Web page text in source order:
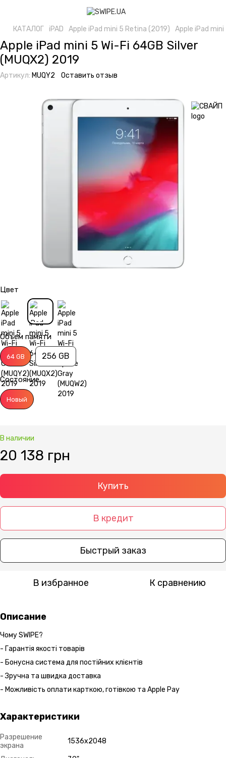
КАТАЛОГ iPAD Apple iPad mini 5 Retina (2019) Apple iPad mini
Apple iPad mini 5 Wi-Fi 64GB Silver
(MUQX2) 2019
Артикул: MUQY2 Оставить отзыв
Цвет
Объем памяти
64 GB 256 GB
Состояние
Новый
В наличии
20 138 грн
Купить
В кредит
Быстрый заказ
В избранное К сравнению
Описание
Чому SWIPE?
- Гарантія якості товарів
- Бонусна система для постійних клієнтів
- Зручна та швидка доставка
- Можливість оплати карткою, готівкою та Apple Pay
Характеристики
Разрешение
экрана
1536х2048